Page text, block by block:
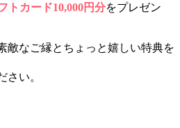
トカード10,000円分をプレゼン
敵なご縁とちょっと嬉しい特典を
さい。